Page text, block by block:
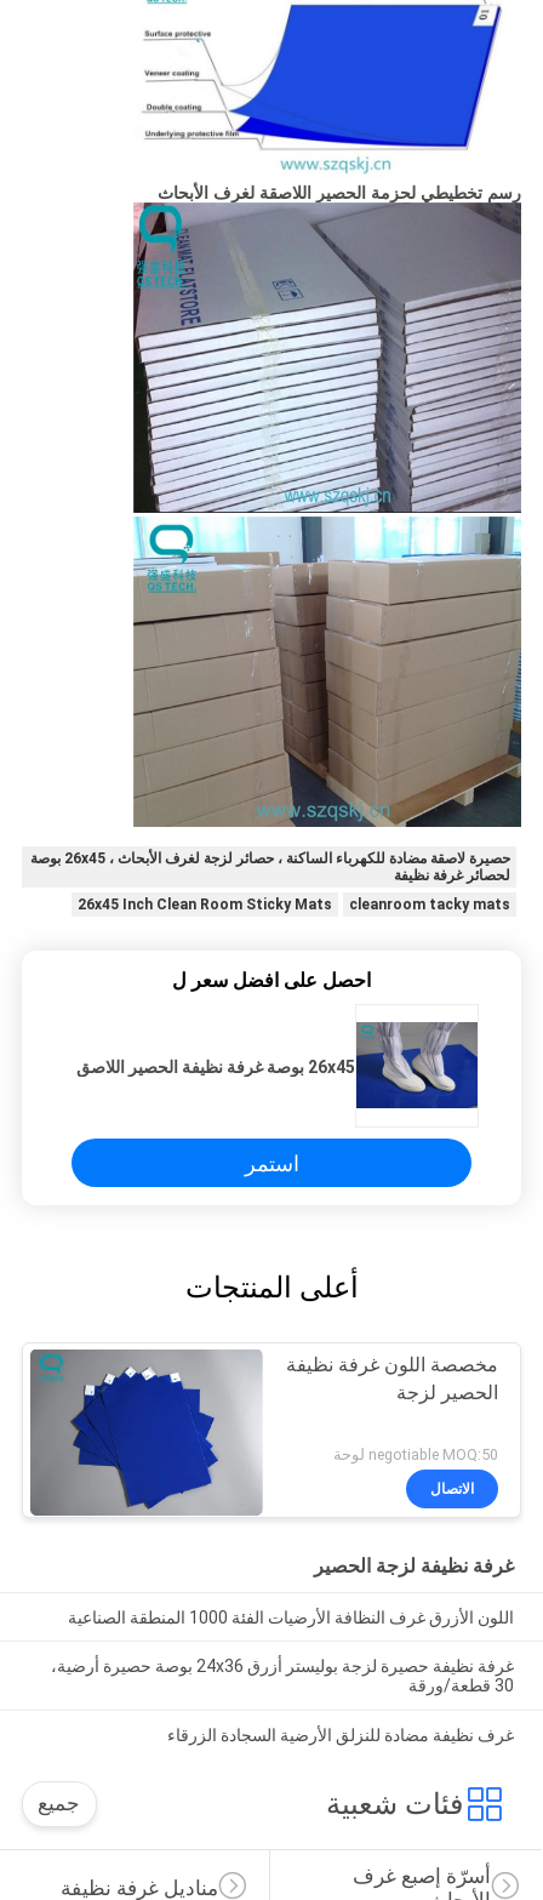
رسم تخطيطي لحزمة الحصير اللاصقة لغرف الأبحاث
حصيرة لاصقة مضادة للكهرباء الساكنة ، حصائر لزجة لغرف الأبحاث ، 26x45 بوصة
لحصائر غرفة نظيفة
cleanroom tacky mats
26x45 Inch Clean Room Sticky Mats
احصل على افضل سعر ل
26x45 بوصة غرفة نظيفة الحصير اللاصق
استمر
أعلى المنتجات
مخصصة اللون غرفة نظيفة
الحصير لزجة
negotiable MOQ:50 لوحة
الاتصال
غرفة نظيفة لزجة الحصير
اللون الأزرق غرف النظافة الأرضيات الفئة 1000 المنطقة الصناعية
غرفة نظيفة حصيرة لزجة بوليستر أزرق 24x36 بوصة حصيرة أرضية،
30 قطعة/ورقة
غرف نظيفة مضادة للنزلق الأرضية السجادة الزرقاء
فئات شعبية جميع
مناديل غرفة نظيفة
أسرّة إصبع غرف